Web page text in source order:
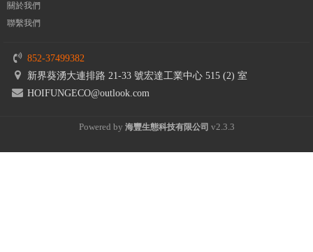
關於我們
聯繫我們
852-37499382
新界葵湧大連排路 21-33 號宏達工業中心 515 (2) 室
HOIFUNGECO@outlook.com
Powered by 海豐生態科技有限公司 v2.3.3